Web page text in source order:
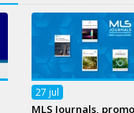
27 jul
MLS Journals,